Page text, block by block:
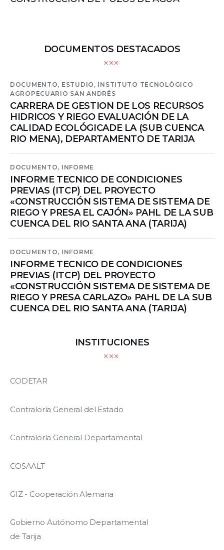
DOCUMENTOS DESTACADOS
DOCUMENTO, ESTUDIO, INSTITUTO TECNOLÓGICO
AGROPECUARIO SAN ANDRÉS
CARRERA DE GESTION DE LOS RECURSOS
HIDRICOS Y RIEGO EVALUACIÓN DE LA
CALIDAD ECOLÓGICADE LA (SUB CUENCA
RIO MENA), DEPARTAMENTO DE TARIJA
DOCUMENTO, INFORME
INFORME TECNICO DE CONDICIONES
PREVIAS (ITCP) DEL PROYECTO
«CONSTRUCCIÓN SISTEMA DE SISTEMA DE
RIEGO Y PRESA EL CAJÓN» PAHL DE LA SUB
CUENCA DEL RIO SANTA ANA (TARIJA)
DOCUMENTO, INFORME
INFORME TECNICO DE CONDICIONES
PREVIAS (ITCP) DEL PROYECTO
«CONSTRUCCIÓN SISTEMA DE SISTEMA DE
RIEGO Y PRESA CARLAZO» PAHL DE LA SUB
CUENCA DEL RIO SANTA ANA (TARIJA)
INSTITUCIONES
CODETAR
Contraloría General del Estado
Contraloría General Departamental
COSAALT
GIZ - Cooperación Alemana
Gobierno Autónomo Departamental
de Tarija